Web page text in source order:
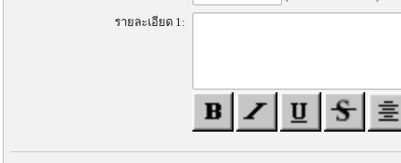
รายละเอียด 1: